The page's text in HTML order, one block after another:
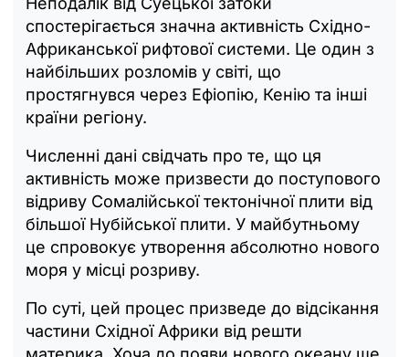
спостерігається значна активність Східно-
Африканської рифтової системи. Це один з
найбільших розломів у світі, що
простягнувся через Ефіопію, Кенію та інші
країни регіону.
Численні дані свідчать про те, що ця
активність може призвести до поступового
відриву Сомалійської тектонічної плити від
більшої Нубійської плити. У майбутньому
це спровокує утворення абсолютно нового
моря у місці розриву.
По суті, цей процес призведе до відсікання
частини Східної Африки від решти